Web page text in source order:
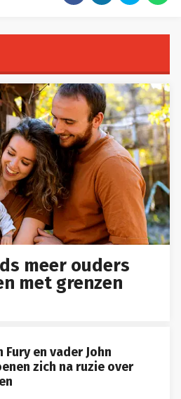
meer ouders
met grenzen
Fury en vader John
zich na ruzie over